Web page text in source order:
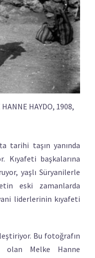
HAYDO, 1908,
tarihi taşın yanında
Kıyafeti başkalarına
yaşlı Süryanilerle
eski zamanlarda
liderlerinin kıyafeti
Bu fotoğrafın
olan Melke Hanne